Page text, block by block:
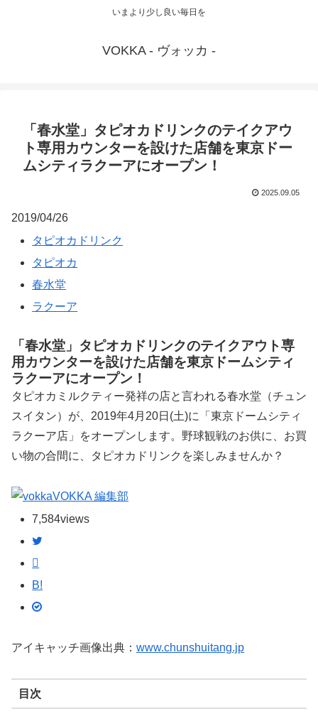
いまより少し良い毎日を
VOKKA - ヴォッカ -
「春水堂」タピオカドリンクのテイクアウ
ト専用カウンターを設けた店舗を東京ドー
ムシティラクーアにオープン！
2025.09.05
2019/04/26
タピオカドリンク
タピオカ
春水堂
ラクーア
「春水堂」タピオカドリンクのテイクアウト専
用カウンターを設けた店舗を東京ドームシティ
ラクーアにオープン！
タピオカミルクティー発祥の店と言われる春水堂（チュン
スイタン）が、2019年4月20日(土)に「東京ドームシティ
ラクーア店」をオープンします。野球観戦のお供に、お買
い物の合間に、タピオカドリンクを楽しみませんか？
VOKKA 編集部
7,584views
B!
アイキャッチ画像出典： www.chunshuitang.jp
目次